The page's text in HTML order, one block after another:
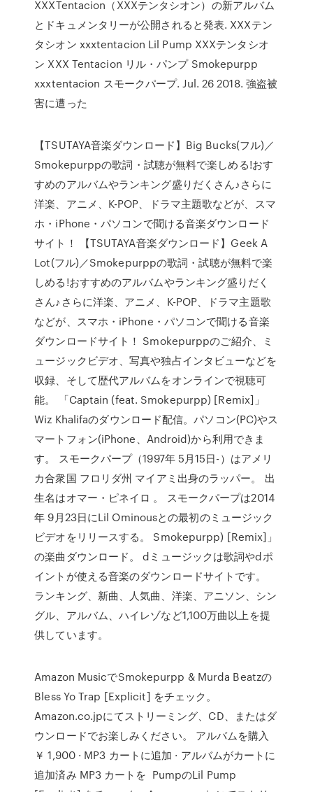
XXXTentacion（XXXテンタシオン）の新アルバム
とドキュメンタリーが公開されると発表. XXXテン
タシオン xxxtentacion Lil Pump XXXテンタシオ
ン XXX Tentacion リル・パンプ Smokepurpp
xxxtentacion スモークパープ. Jul. 26 2018. 強盗被
害に遭った
【TSUTAYA音楽ダウンロード】Big Bucks(フル)／
Smokepurppの歌詞・試聴が無料で楽しめる!おす
すめのアルバムやランキング盛りだくさん♪さらに
洋楽、アニメ、K-POP、ドラマ主題歌などが、スマ
ホ・iPhone・パソコンで聞ける音楽ダウンロード
サイト！ 【TSUTAYA音楽ダウンロード】Geek A
Lot(フル)／Smokepurppの歌詞・試聴が無料で楽
しめる!おすすめのアルバムやランキング盛りだく
さん♪さらに洋楽、アニメ、K-POP、ドラマ主題歌
などが、スマホ・iPhone・パソコンで聞ける音楽
ダウンロードサイト！ Smokepurppのご紹介、ミ
ュージックビデオ、写真や独占インタビューなどを
収録、そして歴代アルバムをオンラインで視聴可
能。 「Captain (feat. Smokepurpp) [Remix]」
Wiz Khalifaのダウンロード配信。パソコン(PC)やス
マートフォン(iPhone、Android)から利用できま
す。 スモークパープ（1997年 5月15日-）はアメリ
カ合衆国 フロリダ州 マイアミ出身のラッパー。 出
生名はオマー・ピネイロ 。 スモークパープは2014
年 9月23日にLil Ominousとの最初のミュージック
ビデオをリリースする。 Smokepurpp) [Remix]」
の楽曲ダウンロード。 dミュージックは歌詞やdポ
イントが使える音楽のダウンロードサイトです。
ランキング、新曲、人気曲、洋楽、アニソン、シン
グル、アルバム、ハイレゾなど1,100万曲以上を提
供しています。
Amazon MusicでSmokepurpp & Murda Beatzの
Bless Yo Trap [Explicit] をチェック。
Amazon.co.jpにてストリーミング、CD、またはダ
ウンロードでお楽しみください。 アルバムを購入
￥ 1,900 · MP3 カートに追加 · アルバムがカートに
追加済み MP3 カートを PumpのLil Pump